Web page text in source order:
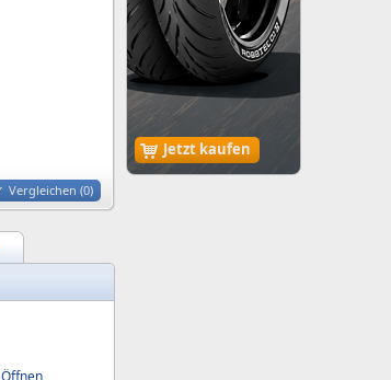
Jetzt kaufen
Vergleichen (0)
Öffnen